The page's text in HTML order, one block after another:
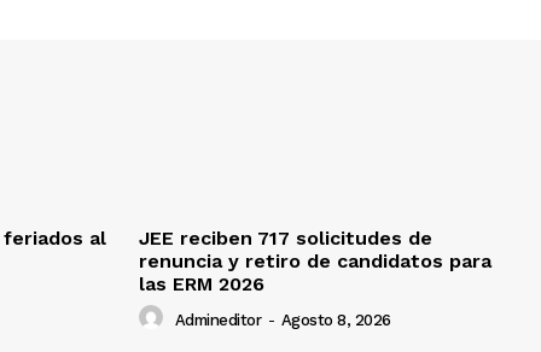
al
JEE reciben 717 solicitudes de
renuncia y retiro de candidatos para
las ERM 2026
Admineditor - Agosto 8, 2026